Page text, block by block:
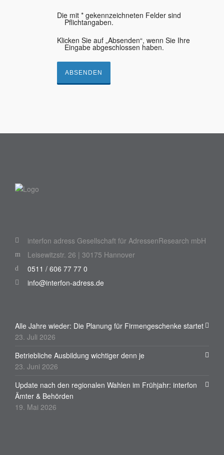
Die mit * gekennzeichneten Felder sind
Pflichtangaben.
Klicken Sie auf „Absenden“, wenn Sie Ihre
Eingabe abgeschlossen haben.
interfon adress Gesellschaft für AdressenResearch mbH
Leisewitzstr. 26 | 30175 Hannover
0511 / 606 77 77 0
info@interfon-adress.de
Alle Jahre wieder: Die Planung für Firmengeschenke startet
23. Juli 2026
Betriebliche Ausbildung wichtiger denn je
23. Juni 2026
Update nach den regionalen Wahlen im Frühjahr: interfon
Ämter & Behörden
19. Mai 2026